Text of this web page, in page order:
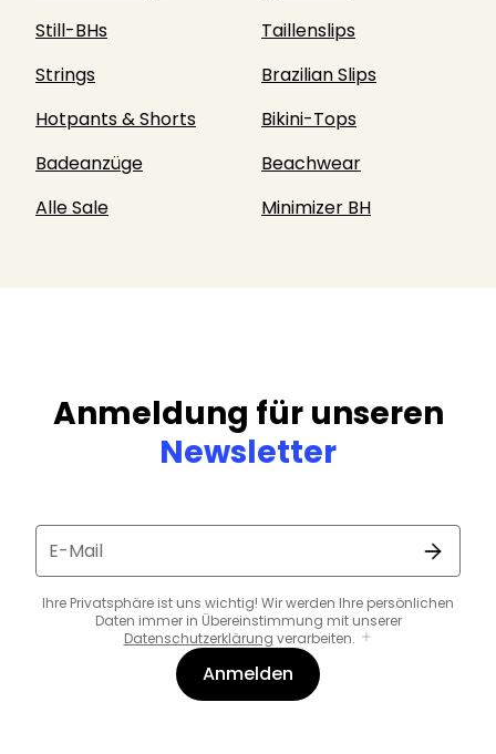
Still-BHs
Taillenslips
Strings
Brazilian Slips
Hotpants & Shorts
Bikini-Tops
Badeanzüge
Beachwear
Alle Sale
Minimizer BH
Anmeldung für unseren
Newsletter
E-Mail
Ihre Privatsphäre ist uns wichtig! Wir werden Ihre persönlichen
Daten immer in Übereinstimmung mit unserer
Datenschutzerklärung verarbeiten.
Anmelden